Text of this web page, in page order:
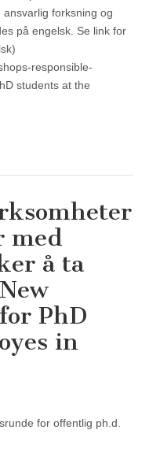
forksning og
på engelsk. Se link for
responsible-
students at the
med
å ta
PhD
in
for offentlig ph.d.